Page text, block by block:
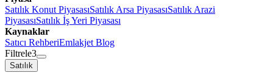
Satılık Konut PiyasasıSatılık Arsa PiyasasıSatılık Arazi
PiyasasıSatılık İş Yeri Piyasası
Kaynaklar
Satıcı RehberiEmlakjet Blog
Filtrele3
Satılık